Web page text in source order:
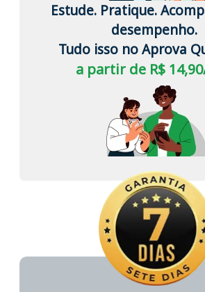
Estude. Pratique.
desempenho.
Tudo isso no Aprova
a partir de R$